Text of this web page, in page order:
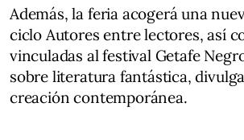
Además, la feria acogerá una
ciclo Autores entre lectores, así
vinculadas al festival Getafe
sobre literatura fantástica,
creación contemporánea.